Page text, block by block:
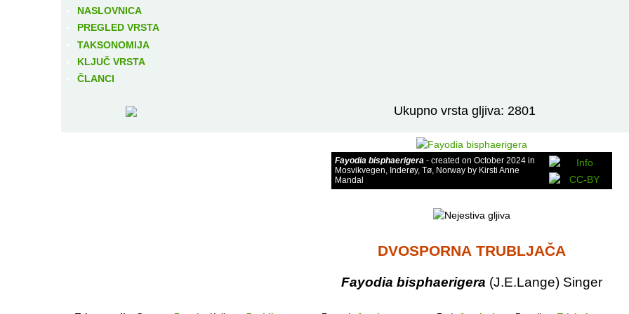
NASLOVNICA
PREGLED VRSTA
TAKSONOMIJA
KLJUČ VRSTA
ČLANCI
Ukupno vrsta gljiva: 2801
Fayodia bisphaerigera - created on October 2024 in
Mosvikvegen, Inderøy, Tø, Norway by Kirsti Anne
Mandal
DVOSPORNA TRUBLJAČA
Fayodia bisphaerigera (J.E.Lange) Singer